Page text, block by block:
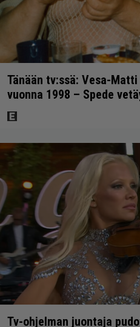
Tänään tv:ssä: Vesa-
vuonna 1998 – Spede
Tv-ohjelman juontaja